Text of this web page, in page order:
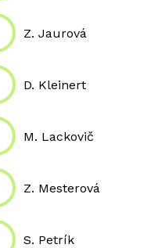
Z. Jaurová
D. Kleinert
M. Lackovič
Z. Mesterová
S. Petrík